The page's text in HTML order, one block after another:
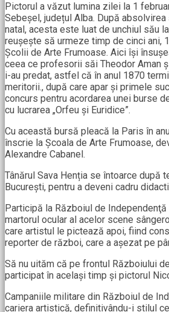
Pictorul a văzut lumina zilei la 1
Sebeșel, județul Alba. După absolvirea
natal, acesta este luat de unchiul său
reușește să urmeze timp de cinci ani,
Școlii de Arte Frumoase. Aici își
ceea ce profesorii săi Theodor Aman
i-au predat, astfel că în anul 1870
meritorii., după care apar și primele
concurs pentru acordarea unei burse
cu lucrarea „Orfeu și Euridice”.
Cu această bursă pleacă la Paris în
înscrie la Școala de Arte Frumoase,
Alexandre Cabanel.
Tânărul Sava Henția se întoarce după
București, pentru a deveni cadru
Participă la Războiul de
martorul ocular al acelor scene
care artistul le pictează apoi, fiind
reporter de război, care a așezat pe
Să nu uităm că pe frontul Războiului
participat în același timp și pictorul
Campaniile militare din Războiul de
cariera artistică, definitivându-i stilul